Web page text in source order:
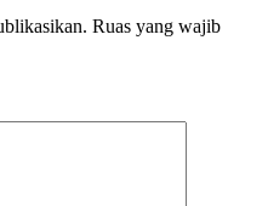
Ruas yang wajib